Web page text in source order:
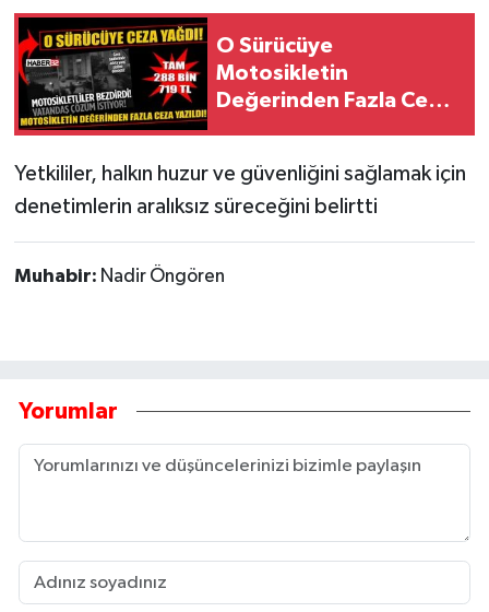
O Sürücüye
Motosikletin
Değerinden Fazla Ceza
Yetkililer, halkın huzur ve güvenliğini sağlamak için
denetimlerin aralıksız süreceğini belirtti
Muhabir: Nadir Öngören
Yorumlar
Türkiye
Yerel
Künye